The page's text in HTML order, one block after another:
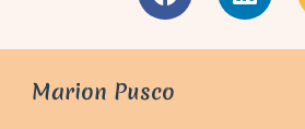
Marion Pusco